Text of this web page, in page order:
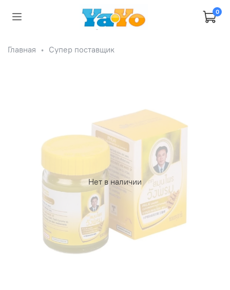
0
Главная Супер поставщик
Нет в наличии